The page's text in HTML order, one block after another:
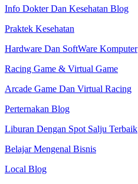
Info Dokter Dan Kesehatan Blog
Praktek Kesehatan
Hardware Dan SoftWare Komputer
Racing Game & Virtual Game
Arcade Game Dan Virtual Racing
Perternakan Blog
Liburan Dengan Spot Salju Terbaik
Belajar Mengenal Bisnis
Local Blog